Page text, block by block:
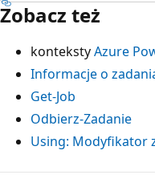
Zobacz też
kontekstyAzure
Informacje o
Get-Job
Odbierz-Zadanie
Using: Modyfikator